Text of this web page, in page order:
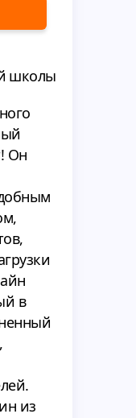
школы
Он
в
из